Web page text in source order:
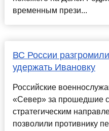
временным прези...
ВС России
удержать Ивановку
Российские
«Север» за прошедшие
стратегическим
позволили противнику